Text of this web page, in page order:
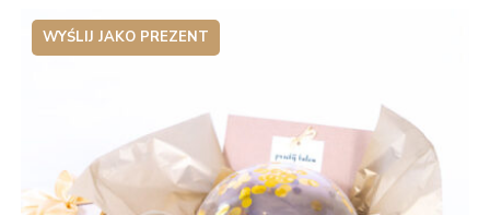
WYŚLIJ JAKO PREZENT